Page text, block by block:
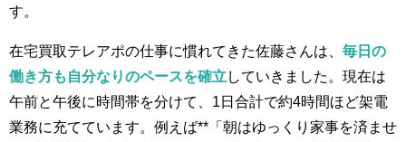
す。
在宅買取テレアポの仕事に慣れてきた佐藤さんは、 毎日の
働き方も自分なりのペースを確立 していきました。現在は
午前と午後に時間帯を分けて、1日合計で約4時間ほど架電
業務に充てています。例えば**「朝はゆっくり家事を済ませ